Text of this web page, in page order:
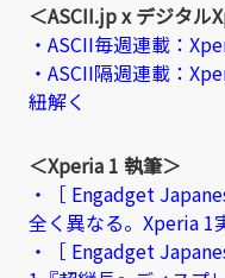
＜ASCII.jp x デジタル
・ASCII毎週連載：
・ASCII隔週連載：
紐解く
＜Xperia 1 執筆＞
・［ Engadget
全く異なる。Xperia 1
・［ Engadget